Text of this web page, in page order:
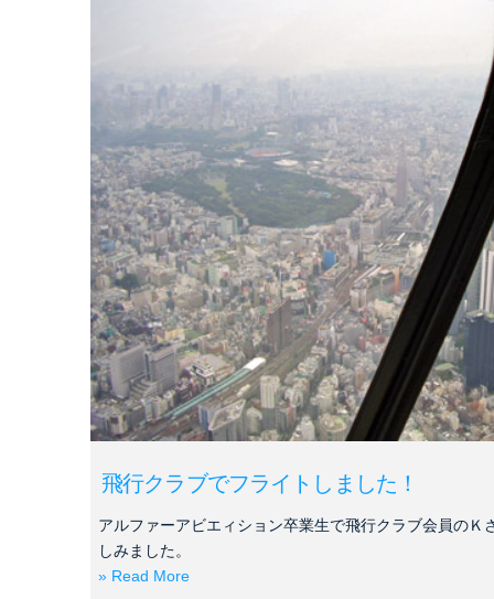
飛行クラブでフライトしました！
アルファーアビエィション卒業生で飛行クラブ会員のＫ
しみました。
» Read More